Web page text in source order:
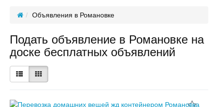
Объявления в Романовке
Подать объявление в Романовке на
доске бесплатных объявлений